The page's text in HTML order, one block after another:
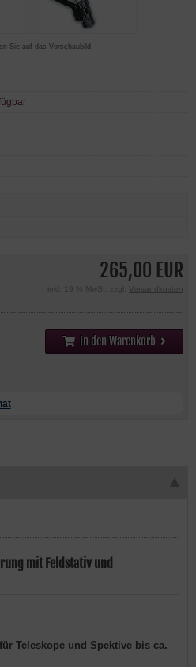
Sie auf das Vorschaubild
265,00 EUR
inkl. 19 % MwSt. zzgl. Versandkosten
In den Warenkorb
mit Feldstativ und
Teleskope und Spektive bis ca.